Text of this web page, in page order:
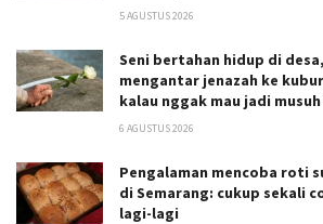
5 AGUSTUS 2026
Seni bertahan hidup di
mengantar jenazah ke
kalau nggak mau jadi
6 AGUSTUS 2026
Pengalaman mencoba roti
di Semarang: cukup sekali
lagi-lagi